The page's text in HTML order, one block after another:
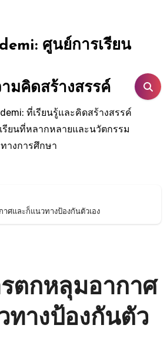
ศูนย์การเรียน
มคิดสร้างสรรค์
ที่เรียนรู้และคิดสร้างสรรค์
รียนที่หลากหลายและนวัตกรรม
ทางการศึกษา
าศและก็แนวทางป้องกันตัวเอง
ตกหลุมอากาศ
ทางป้องกันตัว